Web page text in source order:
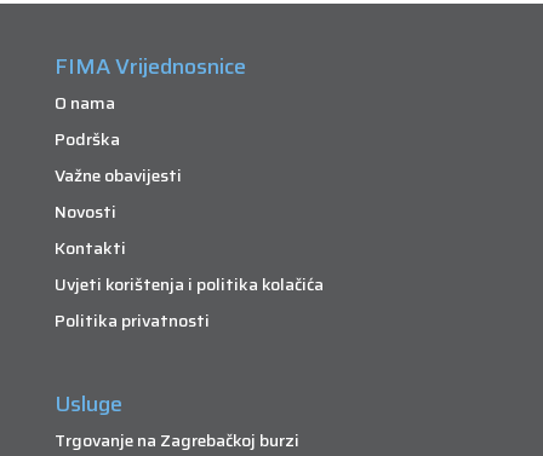
FIMA Vrijednosnice
O nama
Podrška
Važne obavijesti
Novosti
Kontakti
Uvjeti korištenja i politika kolačića
Politika privatnosti
Usluge
Trgovanje na Zagrebačkoj burzi